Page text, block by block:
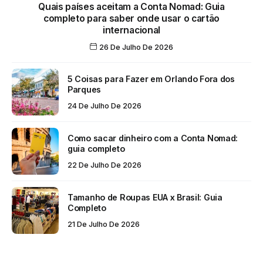
Quais países aceitam a Conta Nomad: Guia
completo para saber onde usar o cartão
internacional
26 De Julho De 2026
5 Coisas para Fazer em Orlando Fora dos
Parques
24 De Julho De 2026
Como sacar dinheiro com a Conta Nomad:
guia completo
22 De Julho De 2026
Tamanho de Roupas EUA x Brasil: Guia
Completo
21 De Julho De 2026